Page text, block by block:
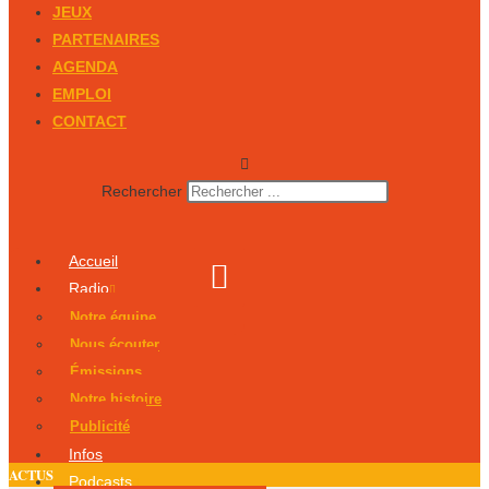
JEUX
PARTENAIRES
AGENDA
EMPLOI
CONTACT
Rechercher
Accueil
Radio
Notre équipe
Nous écouter
Émissions
Notre histoire
Publicité
Infos
Podcasts
ACTUS